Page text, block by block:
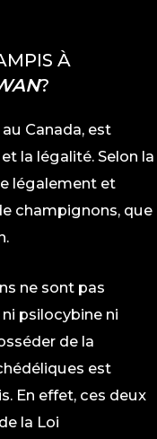
À
?
Canada, est
la légalité. Selon la
légalement et
champignons, que
ne sont pas
psilocybine ni
de la
est
En effet, ces deux
la Loi